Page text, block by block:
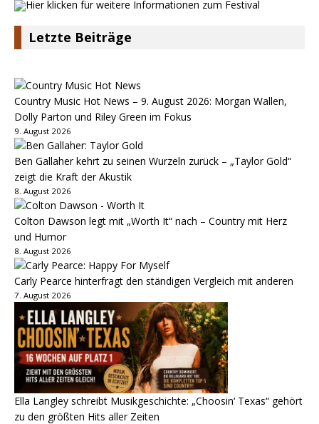
Letzte Beiträge
Country Music Hot News – 9. August 2026: Morgan Wallen,
Dolly Parton und Riley Green im Fokus
9. August 2026
Ben Gallaher kehrt zu seinen Wurzeln zurück – „Taylor Gold“
zeigt die Kraft der Akustik
8. August 2026
Colton Dawson legt mit „Worth It“ nach – Country mit Herz
und Humor
8. August 2026
Carly Pearce hinterfragt den ständigen Vergleich mit anderen
7. August 2026
Ella Langley schreibt Musikgeschichte: „Choosin‘ Texas“ gehört
zu den größten Hits aller Zeiten